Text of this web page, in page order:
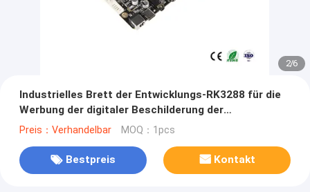
2/6
Industrielles Brett der Entwicklungs-RK3288 für die
Werbung der digitaler Beschilderung der
Maschinen-/LCD
Preis：Verhandelbar MOQ：1pcs
Bestpreis Kontakt